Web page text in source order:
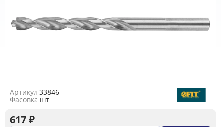
Артикул 33846
Фасовка шт
617₽